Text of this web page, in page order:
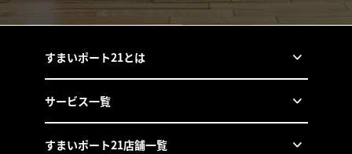
すまいポート21とは
サービス一覧
すまいポート21店舗一覧